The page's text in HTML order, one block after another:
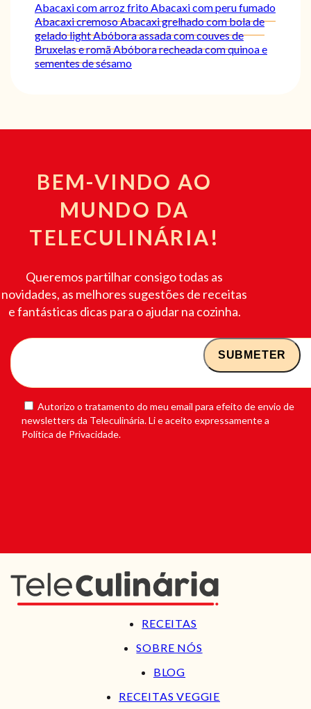
Abacaxi com arroz fritoAbacaxi com peru fumado
Abacaxi cremosoAbacaxi grelhado com bola de
gelado lightAbóbora assada com couves de
Bruxelas e romãAbóbora recheada com quinoa e
sementes de sésamo
BEM-VINDO AO
MUNDO DA
TELECULINÁRIA!
Queremos partilhar consigo todas as
novidades, as melhores sugestões de receitas
e fantásticas dicas para o ajudar na cozinha.
Autorizo o tratamento do meu email para efeito de envio de
newsletters da Teleculinária. Li e aceito expressamente a
Política de Privacidade.
RECEITAS
SOBRE NÓS
BLOG
RECEITAS VEGGIE